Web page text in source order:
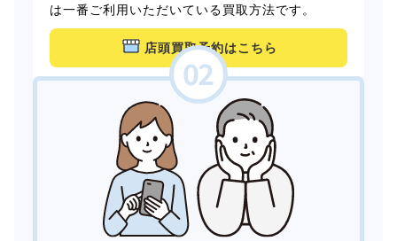
は一番ご利用いただいている買取方法です。
店頭買取予約はこちら